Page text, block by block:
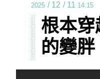
2025 / 12 / 11 14:15
根本
的變胖